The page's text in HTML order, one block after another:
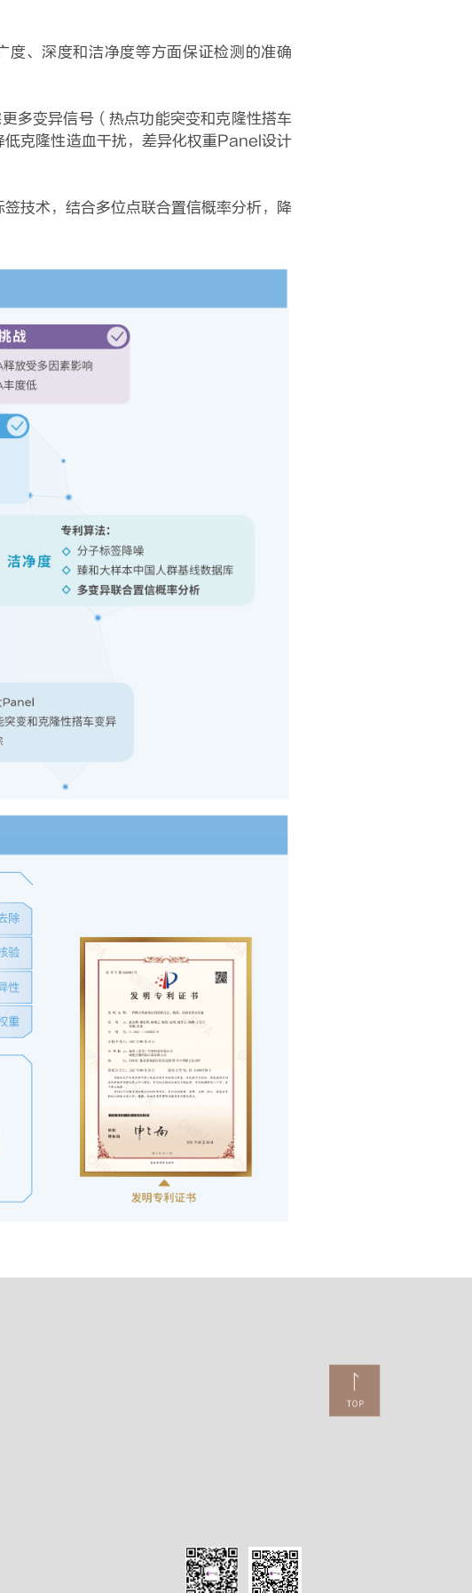
度、深度和洁净度等方面保证检测的准确
多变异信号（热点功能突变和克隆性搭车
克隆性造血干扰，差异化权重Panel设计
技术，结合多位点联合置信概率分析，降